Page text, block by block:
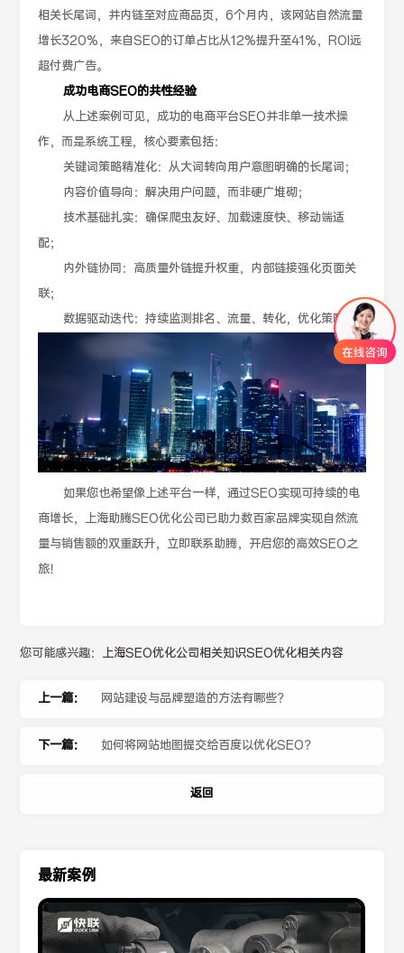
相关长尾词，并内链至对应商品页，6个月内，该网站自然流量
增长320%，来自SEO的订单占比从12%提升至41%，ROI远
超付费广告。
成功电商SEO的共性经验
从上述案例可见，成功的电商平台SEO并非单一技术操
作，而是系统工程，核心要素包括：
关键词策略精准化：从大词转向用户意图明确的长尾词；
内容价值导向：解决用户问题，而非硬广堆砌；
技术基础扎实：确保爬虫友好、加载速度快、移动端适
配；
内外链协同：高质量外链提升权重，内部链接强化页面关
联；
数据驱动迭代：持续监测排名、流量、转化，优化策略。
如果您也希望像上述平台一样，通过SEO实现可持续的电
商增长，上海助腾SEO优化公司已助力数百家品牌实现自然流
量与销售额的双重跃升，立即联系助腾，开启您的高效SEO之
旅！
您可能感兴趣： 上海SEO优化公司相关知识SEO优化相关内容
上一篇： 网站建设与品牌塑造的方法有哪些？
下一篇： 如何将网站地图提交给百度以优化SEO？
返回
最新案例